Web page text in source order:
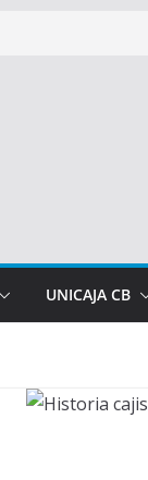
UNICAJA CB